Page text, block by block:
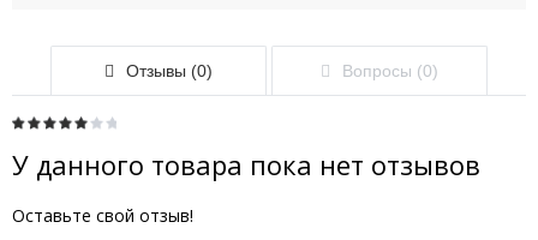
Отзывы (0) Вопросы (0)
У данного товара пока нет отзывов
Оставьте свой отзыв!